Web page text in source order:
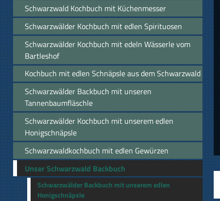
Schwarzwald Kochbuch mit Küchenmesser
Schwarzwälder Kochbuch mit edlen Spirituosen
Schwarzwälder Kochbuch mit edeln Wässerle vom
Bartleshof
Kochbuch mit edlen Schnäpsle aus dem Schwarzwald
Schwarzwälder Backbuch mit unseren
Tannenbaumfläschle
Schwarzwälder Kochbuch mit unserem edlen
Honigschnäpsle
Schwarzwaldkochbuch mit edlen Gewürzen
Unser Schwarzwald Backbuch
Schwarzwälder Backbuch mit unserem edlen
Honigschnäpsle